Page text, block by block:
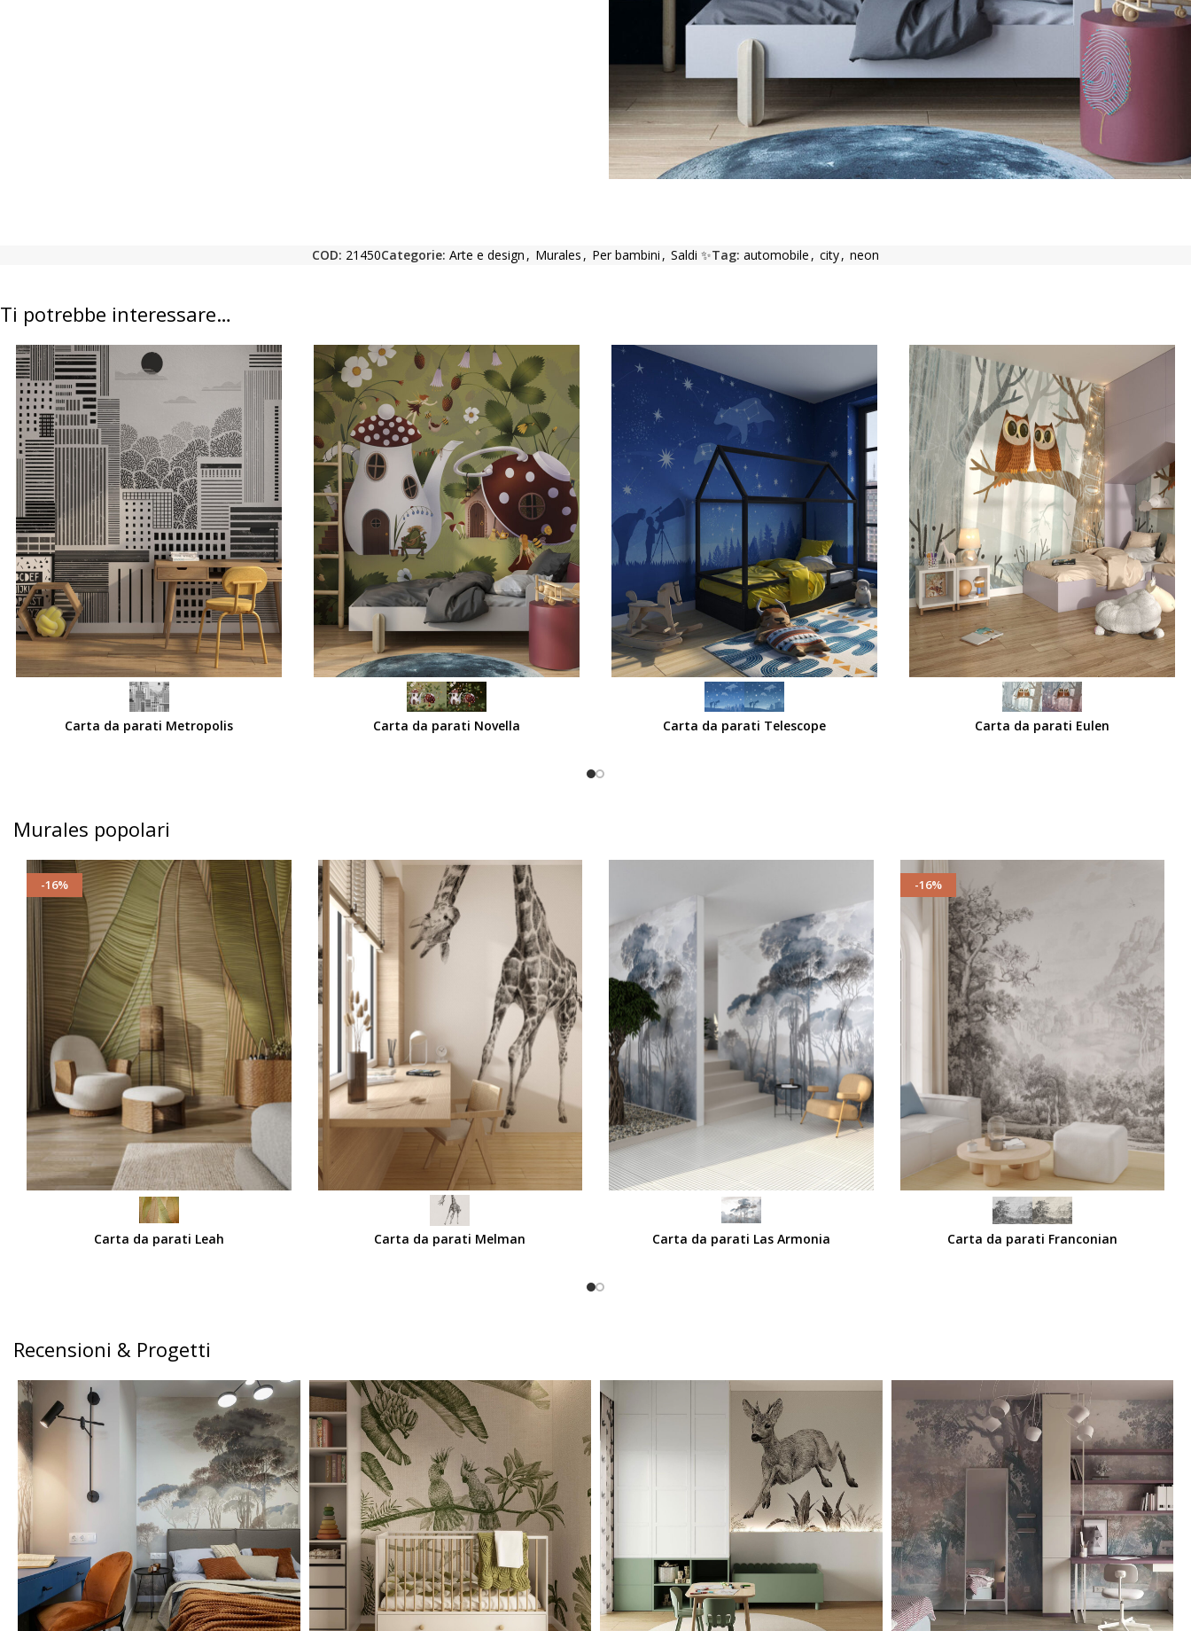
COD: 21450Categorie: Arte e design , Murales , Per bambini , Saldi ✨Tag: automobile , city, neon
Ti potrebbe interessare…
Carta da parati Metropolis Carta da parati Novella Carta da parati Telescope Carta da parati Eulen
Murales popolari
-16%
Carta da parati Leah Carta da parati Melman Carta da parati Las Armonia
-16%
Carta da parati Franconian
Recensioni & Progetti